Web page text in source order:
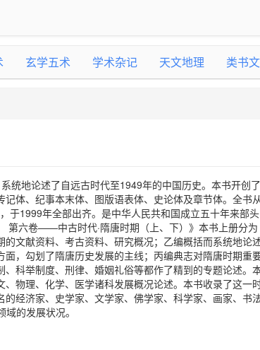
玄学五术 学术杂记 天文地理 类书
统地论述了自远古时代至1949年的中国历史。本书开创了
体、纪事本末体、图版语表体、史论体及章节体。全书
于1999年全部出齐。是中华人民共和国成立五十年来部头
六卷——中古时代·隋唐时期（上、下）》本书上册分为
文献资料、考古资料、研究概况；乙编概括而系统地论
，勾划了隋唐历史发展的主线；丙编典志对隋唐时期重
科举制度、刑律、婚姻礼俗等都作了精到的专题论述。
物理、化学、医学诸科发展概况论述。本书收录了这一
经济家、史学家、文学家、佛学家、科学家、画家、书
的发展状况。